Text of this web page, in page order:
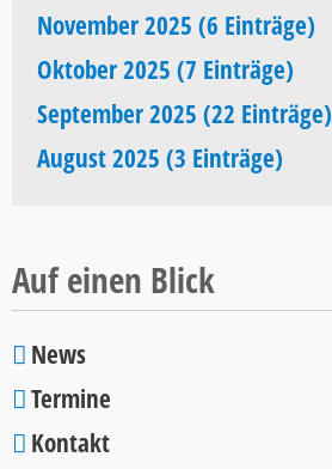
November 2025 (6 Einträge)
Oktober 2025 (7 Einträge)
September 2025 (22 Einträge)
August 2025 (3 Einträge)
Auf einen Blick
Navigation
überspringen
News
Termine
Kontakt